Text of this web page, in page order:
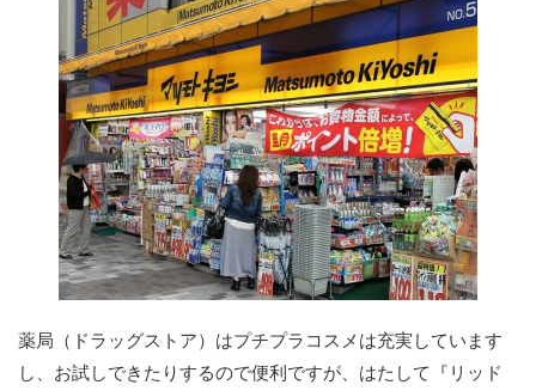
薬局（ドラッグストア）はプチプラコスメは充実しています
し、お試しできたりするので便利ですが、はたして『リッド